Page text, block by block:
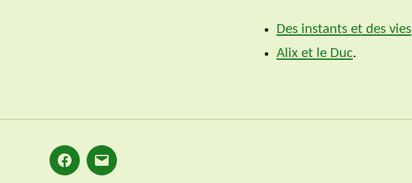
Des instants et des vies
Alix et le Duc.
Facebook
E-